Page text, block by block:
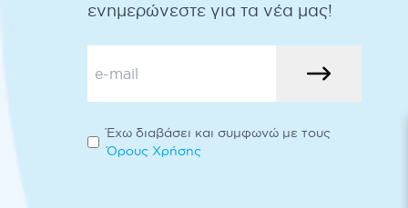
ενημερώνεστε για τα νέα μας!
Έχω διαβάσει και συμφωνώ με τους
Όρους Χρήσης